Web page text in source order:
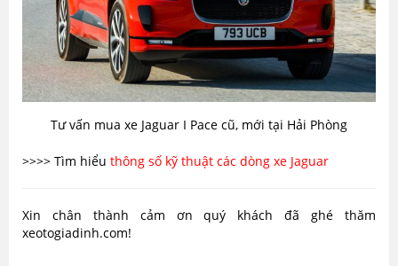
Tư vấn mua xe Jaguar I Pace cũ, mới tại Hải Phòng
>>>> Tìm hiểu thông số kỹ thuật các dòng xe Jaguar
Xin chân thành cảm ơn quý khách đã ghé thăm
xeotogiadinh.com!